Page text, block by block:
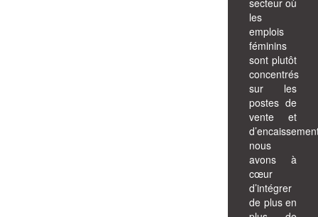
les
emplois
féminins
sont plutôt
concentrés
sur les
postes de
vente et
nous
avons à
cœur
d’intégrer
de plus en